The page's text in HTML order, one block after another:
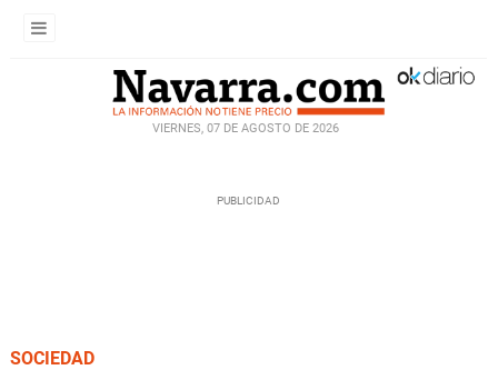
VIERNES, 07 DE AGOSTO DE 2026
SOCIEDAD